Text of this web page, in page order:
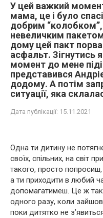
У цей важкий
мама, це і було
добрим
невеличким
дому цей пакт
асфальт. Зігнутись
момент до мене
представився
додому. А потім
ситуації, яка
Дата публікації: 15.11.2021
Одна ти дитину не
своїх, спільних, на світ
такого, просто
а ти приходити в любий
допомагатимеш. Це ж
одного разу, коли
поки дитятко не